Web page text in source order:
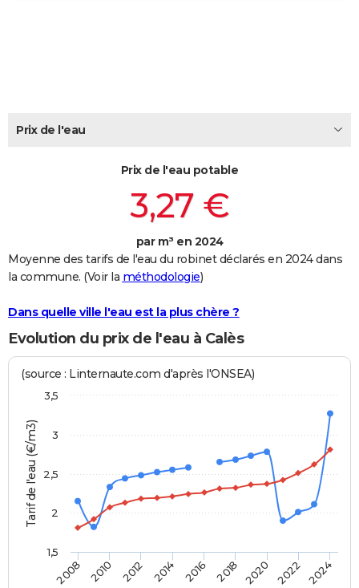
FORUM
Bricolage
Lifestyle
Culture
Sport
Auto
Television
Voyage
Cinema
Prix de l'eau
Prix de l'eau potable
3,27 €
par m³ en 2024
Moyenne des tarifs de l'eau du robinet déclarés en 2024 dans
la commune. (Voir la méthodologie)
Dans quelle ville l'eau est la plus chère ?
Evolution du prix de l'eau à Calès
Tarif de l'eau (€/m3)
(source : Linternaute.com d'après l'ONSEA)
2008 2010 2012 2014 2016 2018 2020 2022 2024
1,5
2
2,5
3
3,5